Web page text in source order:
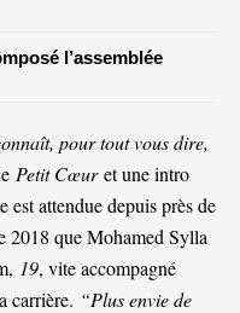
l’assemblée
pour tout vous dire,
Petit Cœuret une intro
attendue depuis près de
2018 que Mohamed Sylla
19, vite accompagné
carrière. “Plus envie de